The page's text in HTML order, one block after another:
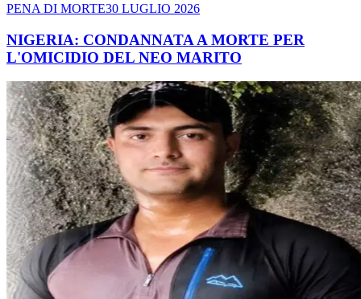
PENA DI MORTE30 LUGLIO 2026
NIGERIA: CONDANNATA A MORTE PER
L'OMICIDIO DEL NEO MARITO